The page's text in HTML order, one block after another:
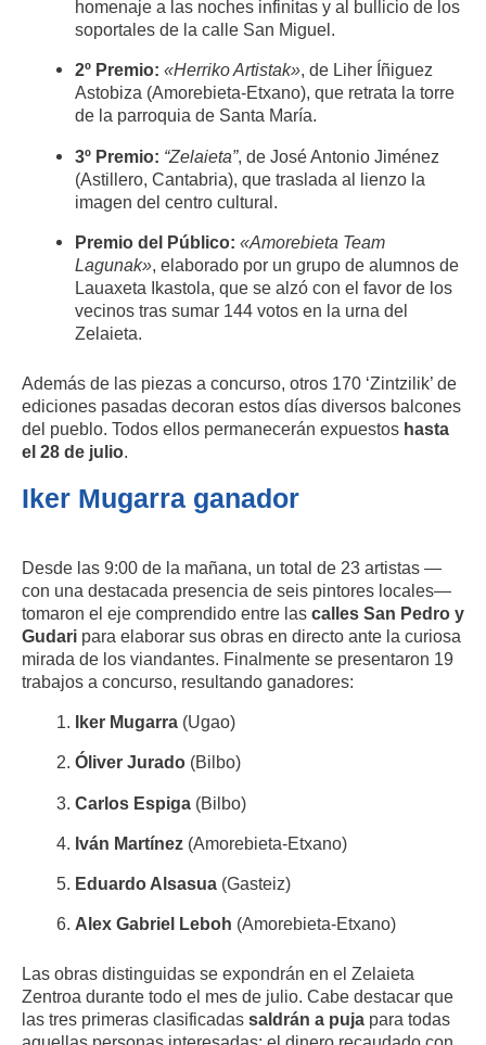
homenaje a las noches infinitas y al bullicio de los
soportales de la calle San Miguel.
2º Premio: «Herriko Artistak», de Liher Íñiguez
Astobiza (Amorebieta-Etxano), que retrata la torre
de la parroquia de Santa María.
3º Premio: “Zelaieta”, de José Antonio Jiménez
(Astillero, Cantabria), que traslada al lienzo la
imagen del centro cultural.
Premio del Público: «Amorebieta Team
Lagunak», elaborado por un grupo de alumnos de
Lauaxeta Ikastola, que se alzó con el favor de los
vecinos tras sumar 144 votos en la urna del
Zelaieta.
Además de las piezas a concurso, otros 170 ‘Zintzilik’ de
ediciones pasadas decoran estos días diversos balcones
del pueblo. Todos ellos permanecerán expuestos hasta
el 28 de julio
Iker Mugarra ganador
Desde las 9:00 de la mañana, un total de 23 artistas —
con una destacada presencia de seis pintores locales—
tomaron el eje comprendido entre las calles San Pedro y
Gudari para elaborar sus obras en directo ante la curiosa
mirada de los viandantes. Finalmente se presentaron 19
trabajos a concurso, resultando ganadores:
Iker Mugarra (Ugao)
Óliver Jurado (Bilbo)
Carlos Espiga (Bilbo)
Iván Martínez (Amorebieta-Etxano)
Eduardo Alsasua (Gasteiz)
Alex Gabriel Leboh (Amorebieta-Etxano)
Las obras distinguidas se expondrán en el Zelaieta
Zentroa durante todo el mes de julio. Cabe destacar que
las tres primeras clasificadas saldrán a puja para todas